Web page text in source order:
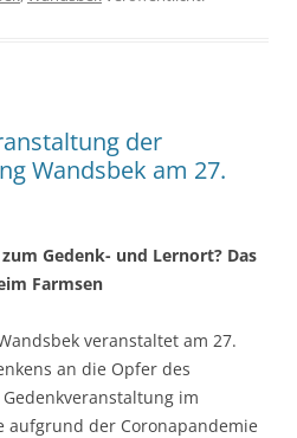
der
Wandsbek am 27.
Gedenk- und Lernort? Das
Farmsen
veranstaltet am 27.
an die Opfer des
im
aufgrund der Coronapandemie